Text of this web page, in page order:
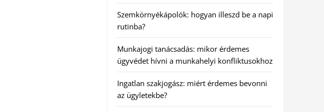
Szemkörnyékápolók: hogyan illeszd be a napi
rutinba?
Munkajogi tanácsadás: mikor érdemes
ügyvédet hívni a munkahelyi konfliktusokhoz
Ingatlan szakjogász: miért érdemes bevonni
az ügyletekbe?